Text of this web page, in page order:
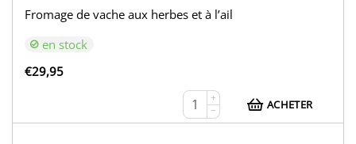
Fromage de vache aux herbes et à l’ail
en stock
€29,95
+
−
ACHETER